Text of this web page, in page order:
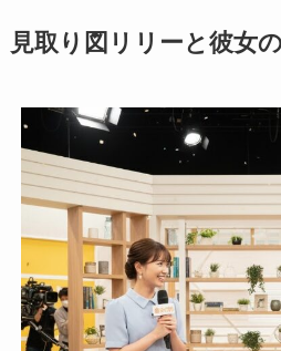
見取り図リリーと彼女